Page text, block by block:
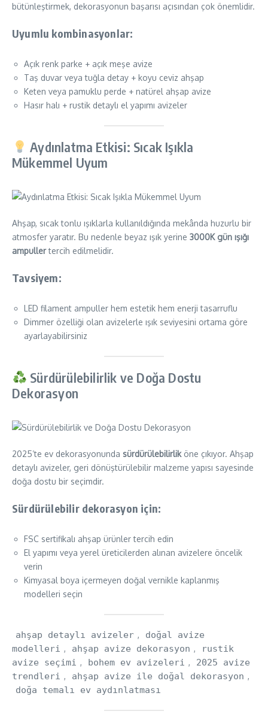
bütünleştirmek, dekorasyonun başarısı açısından çok önemlidir.
Uyumlu kombinasyonlar:
Açık renk parke + açık meşe avize
Taş duvar veya tuğla detay + koyu ceviz ahşap
Keten veya pamuklu perde + natürel ahşap avize
Hasır halı + rustik detaylı el yapımı avizeler
Aydınlatma Etkisi: Sıcak Işıkla
Mükemmel Uyum
Ahşap, sıcak tonlu ışıklarla kullanıldığında mekânda huzurlu bir
atmosfer yaratır. Bu nedenle beyaz ışık yerine 3000K gün ışığı
ampullertercih edilmelidir.
Tavsiyem:
LED filament ampuller hem estetik hem enerji tasarruflu
Dimmer özelliği olan avizelerle ışık seviyesini ortama göre
ayarlayabilirsiniz
Sürdürülebilirlik ve Doğa Dostu
Dekorasyon
2025’te ev dekorasyonunda sürdürülebilirliköne çıkıyor. Ahşap
detaylı avizeler, geri dönüştürülebilir malzeme yapısı sayesinde
doğa dostu bir seçimdir.
Sürdürülebilir dekorasyon için:
FSC sertifikalı ahşap ürünler tercih edin
El yapımı veya yerel üreticilerden alınan avizelere öncelik
verin
Kimyasal boya içermeyen doğal vernikle kaplanmış
modelleri seçin
ahşap detaylı avizeler ,
doğal avize
modelleri , ahşap avize dekorasyon ,
rustik
avize seçimi , bohem ev avizeleri ,
2025 avize
trendleri , ahşap avize ile doğal dekorasyon ,
doğa temalı ev aydınlatması